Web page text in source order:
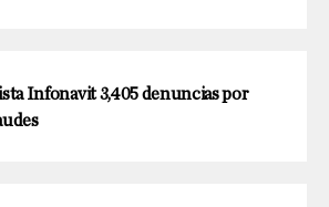
Infonavit 3,405 denuncias por